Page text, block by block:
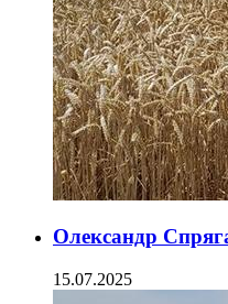
Олександр
15.07.2025